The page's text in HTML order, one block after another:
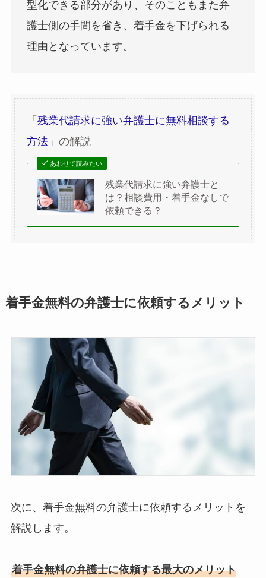
型化できる部分があり、そのこともまた弁
護士側の手間を省き、着手金を下げられる
理由となっています。
「 残業代請求に強い弁護士に無料相談する
方法」の解説
あわせて読みたい
残業代請求に強い弁護士と
は？相談費用・着手金なしで
依頼できる？
着手金無料の弁護士に依頼するメリット
次に、着手金無料の弁護士に依頼するメリットを
解説します。
着手金無料の弁護士に依頼する最大のメリット